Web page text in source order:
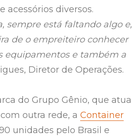
acessórios diversos.
sempre está faltando algo e,
de o empreiteiro conhecer
equipamentos e também a
Diretor de Operações.
do Grupo Gênio, que atua
outra rede, a Container
unidades pelo Brasil e